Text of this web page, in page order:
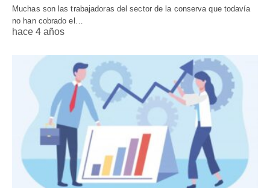
Muchas son las trabajadoras del sector de la conserva que todavía
no han cobrado el…
hace 4 años